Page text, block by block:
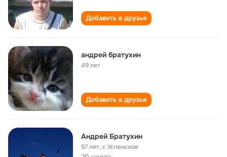
Добавить в друзья
андрей братухин
49 лет
Добавить в друзья
Андрей Братухин
57 лет,с.Успенское